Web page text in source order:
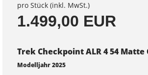
pro Stück (inkl. MwSt.)
1.499,00 EUR
Trek Checkpoint ALR 4 54
Modelljahr 2025